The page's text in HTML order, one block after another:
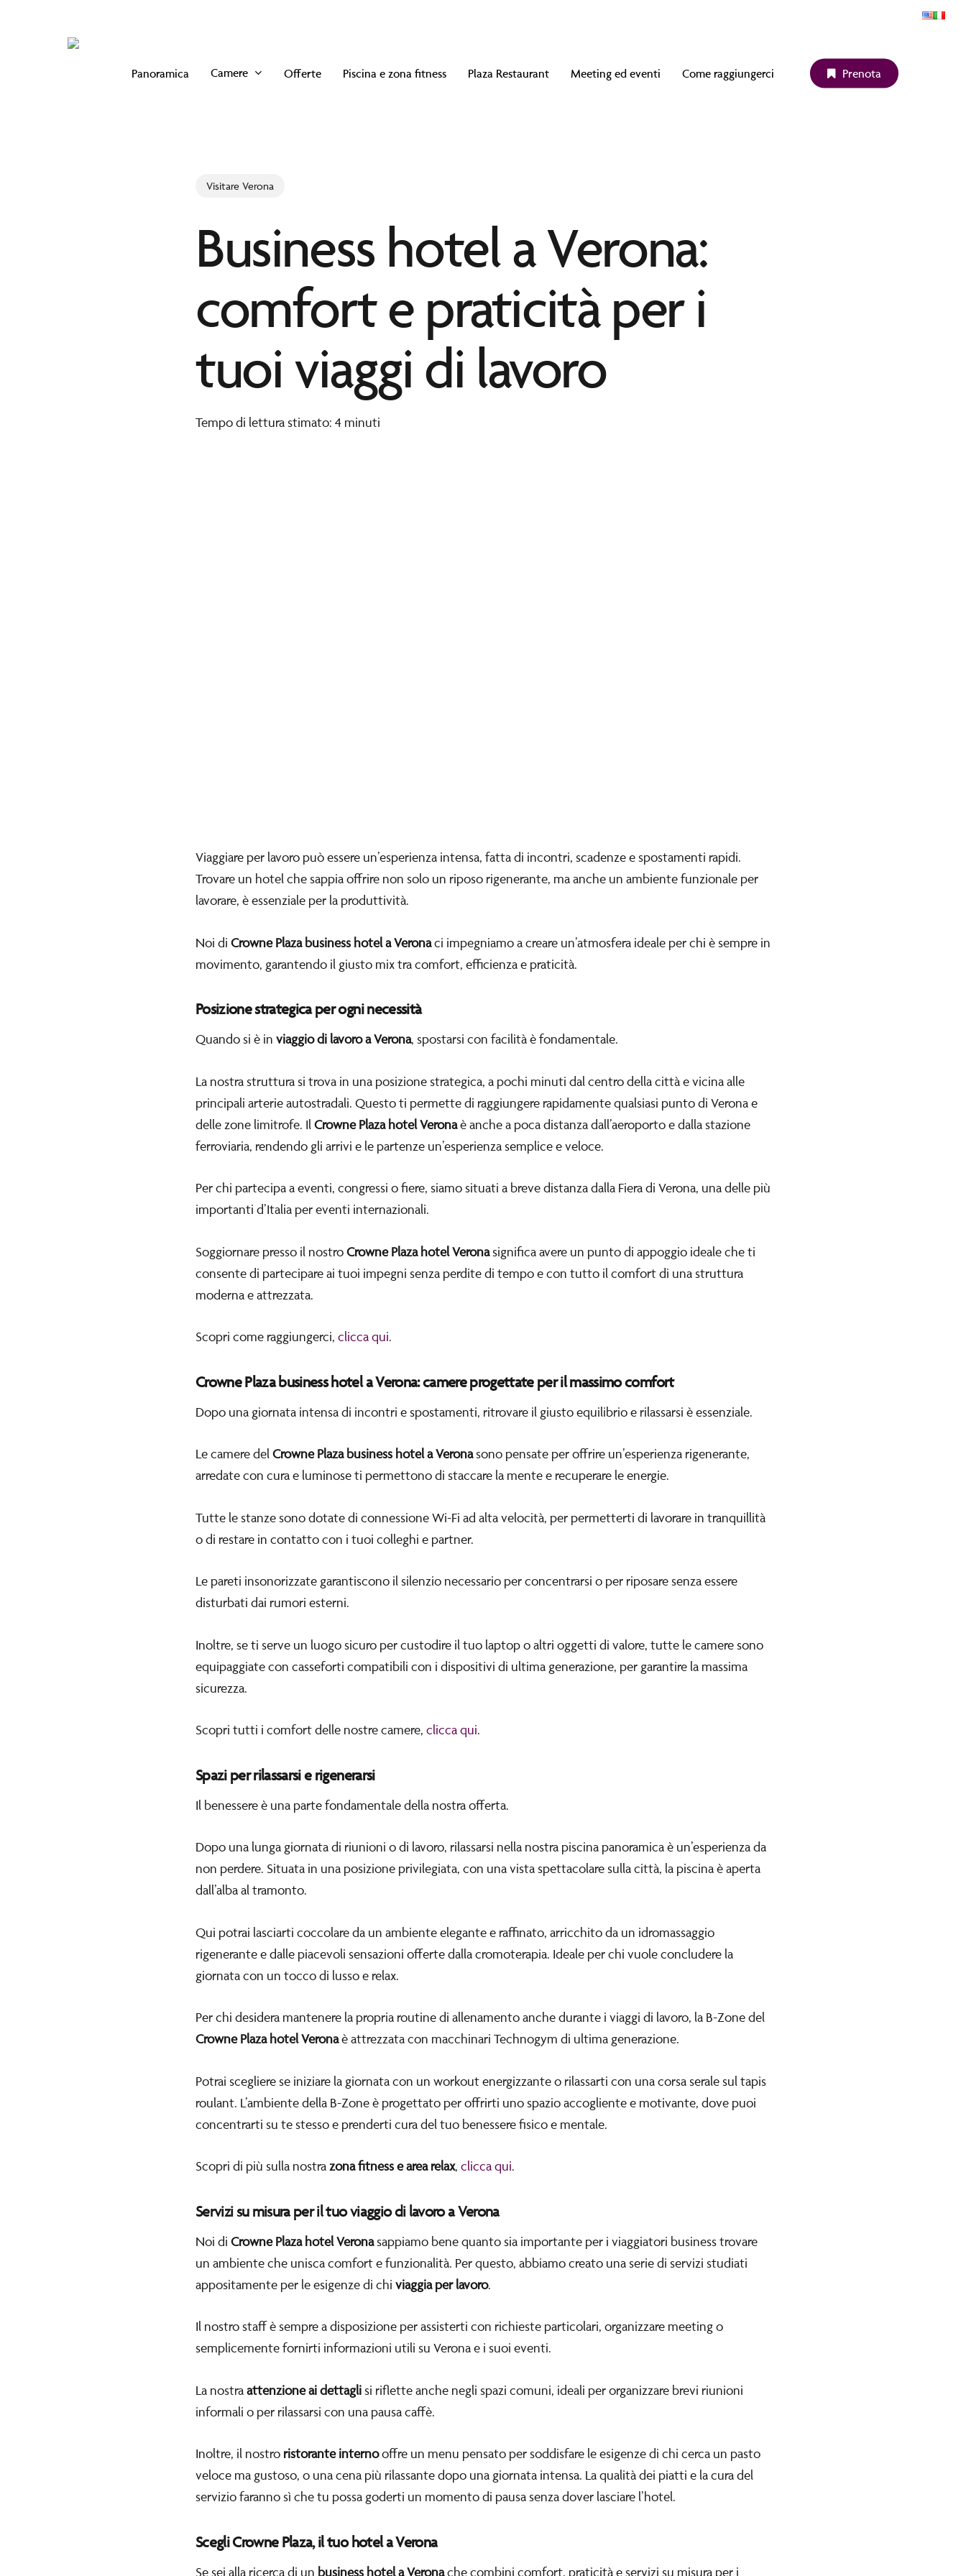
Panoramica Camere Offerte Piscina e zona fitness Plaza Restaurant Meeting ed eventi Come raggiungerci Prenota
Visitare Verona
Business hotel a Verona:
comfort e praticità per i
tuoi viaggi di lavoro
Tempo di lettura stimato: 4 minuti
Viaggiare per lavoro può essere un’esperienza intensa, fatta di incontri, scadenze e spostamenti rapidi.
Trovare un hotel che sappia offrire non solo un riposo rigenerante, ma anche un ambiente funzionale per
lavorare, è essenziale per la produttività.
Noi di Crowne Plaza business hotel a Veronaci impegniamo a creare un’atmosfera ideale per chi è sempre in
movimento, garantendo il giusto mix tra comfort, efficienza e praticità.
Posizione strategica per ogni necessità
Quando si è in viaggio di lavoro a Verona, spostarsi con facilità è fondamentale.
La nostra struttura si trova in una posizione strategica, a pochi minuti dal centro della città e vicina alle
principali arterie autostradali. Questo ti permette di raggiungere rapidamente qualsiasi punto di Verona e
delle zone limitrofe. IlCrowne Plaza hotel Veronaè anche a poca distanza dall’aeroporto e dalla stazione
ferroviaria, rendendo gli arrivi e le partenze un’esperienza semplice e veloce.
Per chi partecipa a eventi, congressi o fiere, siamo situati a breve distanza dalla Fiera di Verona, una delle più
importanti d’Italia per eventi internazionali.
Soggiornare presso il nostroCrowne Plaza hotel Veronasignifica avere un punto di appoggio ideale che ti
consente di partecipare ai tuoi impegni senza perdite di tempo e con tutto il comfort di una struttura
moderna e attrezzata.
Scopri come raggiungerci, clicca qui.
Crowne Plaza business hotel a Verona: camere progettate per il massimo comfort
Dopo una giornata intensa di incontri e spostamenti, ritrovare il giusto equilibrio e rilassarsi è essenziale.
Le camere delCrowne Plaza business hotel a Veronasono pensate per offrire un’esperienza rigenerante,
arredate con cura e luminose ti permettono di staccare la mente e recuperare le energie.
Tutte le stanze sono dotate di connessione Wi-Fi ad alta velocità, per permetterti di lavorare in tranquillità
o di restare in contatto con i tuoi colleghi e partner.
Le pareti insonorizzate garantiscono il silenzio necessario per concentrarsi o per riposare senza essere
disturbati dai rumori esterni.
Inoltre, se ti serve un luogo sicuro per custodire il tuo laptop o altri oggetti di valore, tutte le camere sono
equipaggiate con casseforti compatibili con i dispositivi di ultima generazione, per garantire la massima
sicurezza.
Scopri tutti i comfort delle nostre camere, clicca qui.
Spazi per rilassarsi e rigenerarsi
Il benessere è una parte fondamentale della nostra offerta.
Dopo una lunga giornata di riunioni o di lavoro, rilassarsi nella nostra piscina panoramica è un’esperienza da
non perdere. Situata in una posizione privilegiata, con una vista spettacolare sulla città, la piscina è aperta
dall’alba al tramonto.
Qui potrai lasciarti coccolare da un ambiente elegante e raffinato, arricchito da un idromassaggio
rigenerante e dalle piacevoli sensazioni offerte dalla cromoterapia. Ideale per chi vuole concludere la
giornata con un tocco di lusso e relax.
Per chi desidera mantenere la propria routine di allenamento anche durante i viaggi di lavoro, la B-Zone del
Crowne Plaza hotel Veronaè attrezzata con macchinari Technogym di ultima generazione.
Potrai scegliere se iniziare la giornata con un workout energizzante o rilassarti con una corsa serale sul tapis
roulant. L’ambiente della B-Zone è progettato per offrirti uno spazio accogliente e motivante, dove puoi
concentrarti su te stesso e prenderti cura del tuo benessere fisico e mentale.
Scopri di più sulla nostrazona fitness e area relax, clicca qui.
Servizi su misura per il tuo viaggio di lavoro a Verona
Noi di Crowne Plaza hotel Veronasappiamo bene quanto sia importante per i viaggiatori business trovare
un ambiente che unisca comfort e funzionalità. Per questo, abbiamo creato una serie di servizi studiati
appositamente per le esigenze di chi viaggia per lavoro.
Il nostro staff è sempre a disposizione per assisterti con richieste particolari, organizzare meeting o
semplicemente fornirti informazioni utili su Verona e i suoi eventi.
La nostraattenzione ai dettaglisi riflette anche negli spazi comuni, ideali per organizzare brevi riunioni
informali o per rilassarsi con una pausa caffè.
Inoltre, il nostro ristorante internooffre un menu pensato per soddisfare le esigenze di chi cerca un pasto
veloce ma gustoso, o una cena più rilassante dopo una giornata intensa. La qualità dei piatti e la cura del
servizio faranno sì che tu possa goderti un momento di pausa senza dover lasciare l’hotel.
Scegli Crowne Plaza, il tuo hotel a Verona
Se sei alla ricerca di un business hotel a Veronache combini comfort, praticità e servizi su misura per i